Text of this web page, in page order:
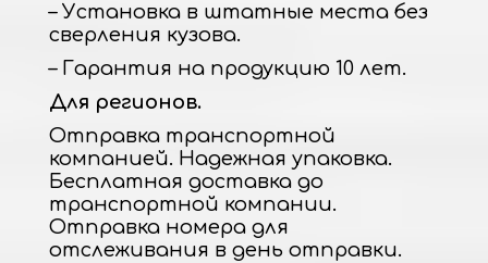
– Установка в штатные места без
сверления кузова.
– Гарантия на продукцию 10 лет.
Для регионов.
Отправка транспортной
компанией. Надежная упаковка.
Бесплатная доставка до
транспортной компании.
Отправка номера для
отслеживания в день отправки.